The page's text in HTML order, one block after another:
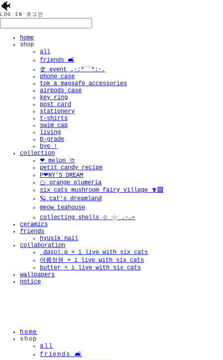
🐠
LOG IN 로그인
home
shop
all
friends 🛋️
🍨 event .·:*¨¨*:·.
phone case
tok & magsafe accessories
airpods case
key ring
post card
stationery
t-shirts
swim cap
living
B-grade
bye !
collection
❤︎ melon 🍈
petit candy recipe
P❤︎NY'S DREAM
🍊 orange plumeria
six cats mushroom fairy village 🍄‍🟫
🪐 cat's dreamland
meow teahouse
collecting shells ⊹ 𓇼 ⸝·⸝⋆
ceramics
friends
hyusik_nail
collaboration
_dasol.p × i live with six cats
여름정원 × i live with six cats
butter × i live with six cats
wallpapers
notice
home
shop
all
friends 🛋️
🫧